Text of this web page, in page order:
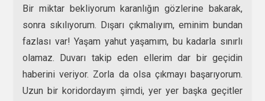
Bir miktar bekliyorum karanlığın gözlerine bakarak,
sonra sıkılıyorum. Dışarı çıkmalıyım, eminim bundan
fazlası var! Yaşam yahut yaşamım, bu kadarla sınırlı
olamaz. Duvarı takip eden ellerim dar bir geçidin
haberini veriyor. Zorla da olsa çıkmayı başarıyorum.
Uzun bir koridordayım şimdi, yer yer başka geçitler